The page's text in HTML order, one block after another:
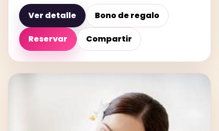
Ver detalle Bono de regalo
Reservar Compartir